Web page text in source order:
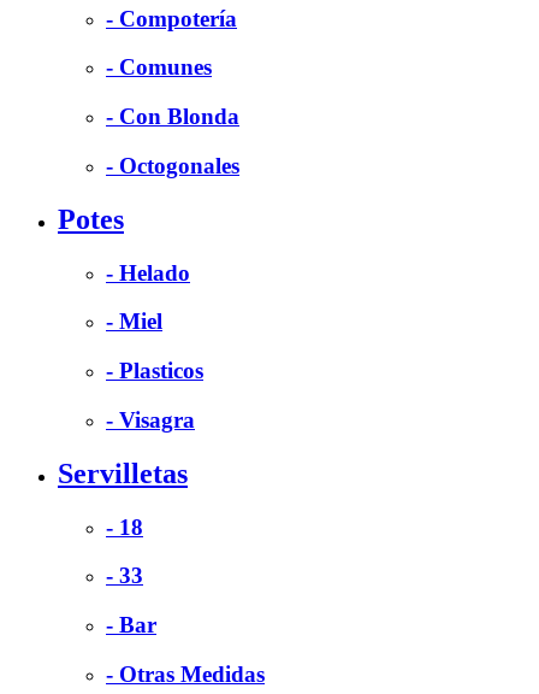
- Compotería
- Comunes
- Con Blonda
- Octogonales
Potes
- Helado
- Miel
- Plasticos
- Visagra
Servilletas
- 18
- 33
- Bar
- Otras Medidas